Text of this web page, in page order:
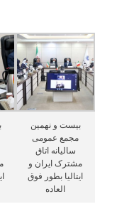
بیست و نهمین
مجمع عمومی
سالیانه اتاق
مشترک ایران و
ایتالیا بطور فوق
العاده